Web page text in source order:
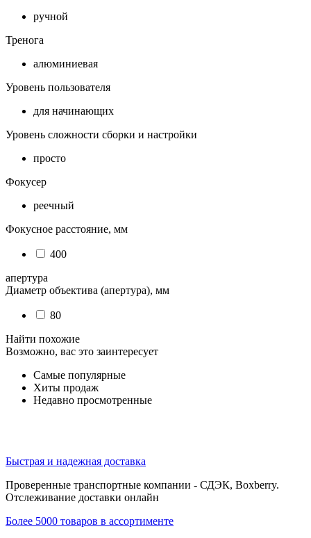
ручной
Тренога
алюминиевая
Уровень пользователя
для начинающих
Уровень сложности сборки и настройки
просто
Фокусер
реечный
Фокусное расстояние, мм
400
апертура
Диаметр объектива (апертура), мм
80
Найти похожие
Возможно, вас это заинтересует
Самые популярные
Хиты продаж
Недавно просмотренные
Быстрая и надежная доставка
Проверенные транспортные компании - СДЭК, Boxberry.
Отслеживание доставки онлайн
Более 5000 товаров в ассортименте